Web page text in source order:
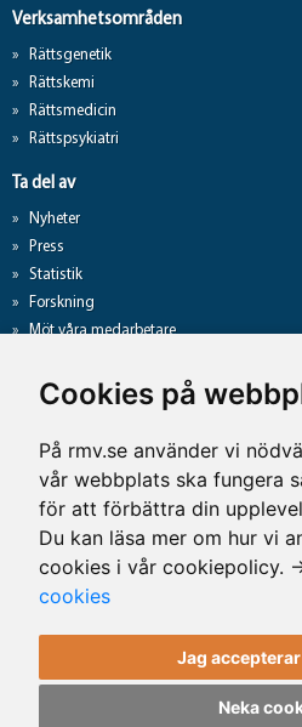
Cookies på
På rmv.se använder vi
vår webbplats ska fungera
för att förbättra din
Du kan läsa mer om hur vi
cookies i vår cookiepolicy.
cookies
Jag
Neka
Verksamhetsområden
Rättsgenetik
Rättskemi
Rättsmedicin
Rättspsykiatri
Ta del av
Nyheter
Press
Statistik
Forskning
Möt våra medarbetare
Hantering av personuppgifter
Lediga jobb
Tillgänglighet på rmv.se
Kontaktuppgifter
Telefon: 010-483 41 00